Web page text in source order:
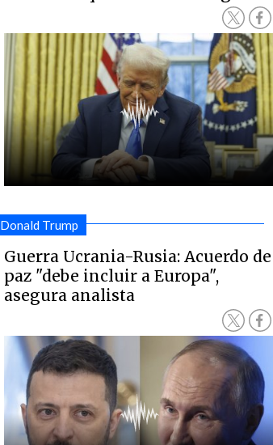
Donald Trump
Guerra Ucrania-Rusia: Acuerdo de
paz "debe incluir a Europa",
asegura analista